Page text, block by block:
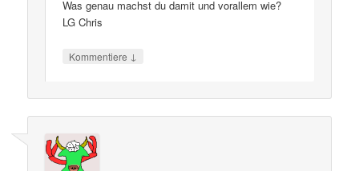
Was genau machst du damit und vorallem wie?
LG Chris
Kommentiere ↓